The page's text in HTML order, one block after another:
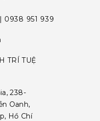
0938 951 939
TRÍ TUỆ
238-
Oanh,
Hồ Chí